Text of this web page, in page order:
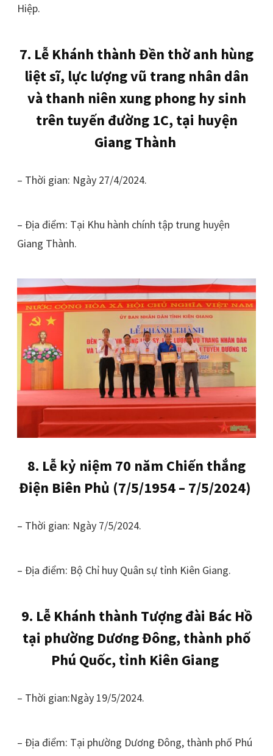
Hiệp.
7. Lễ Khánh thành Đền thờ anh hùng
liệt sĩ, lực lượng vũ trang nhân dân
và thanh niên xung phong hy sinh
trên tuyến đường 1C, tại huyện
Giang Thành
– Thời gian: Ngày 27/4/2024.
– Địa điểm: Tại Khu hành chính tập trung huyện
Giang Thành.
8. Lễ kỷ niệm 70 năm Chiến thắng
Điện Biên Phủ (7/5/1954 – 7/5/2024)
– Thời gian: Ngày 7/5/2024.
– Địa điểm: Bộ Chỉ huy Quân sự tỉnh Kiên Giang.
9. Lễ Khánh thành Tượng đài Bác Hồ
tại phường Dương Đông, thành phố
Phú Quốc, tỉnh Kiên Giang
– Thời gian:Ngày 19/5/2024.
– Địa điểm: Tại phường Dương Đông, thành phố Phú